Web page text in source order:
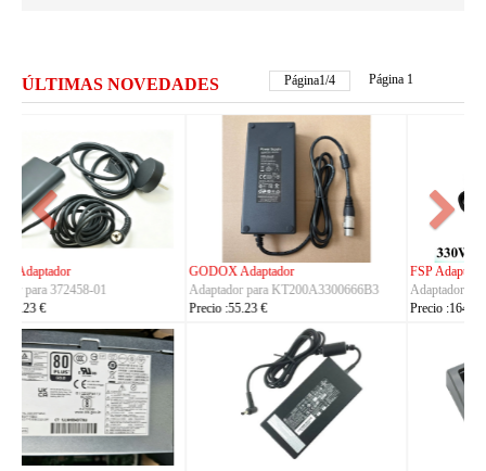
ÚLTIMAS NOVEDADES Página2/4 Página 1
FSP Adaptador
Adaptador para FSP330-ACAU3
Precio :164.23 €
HUAWEI Adaptador
Adaptador para S190126D1D
Precio :40.23 €